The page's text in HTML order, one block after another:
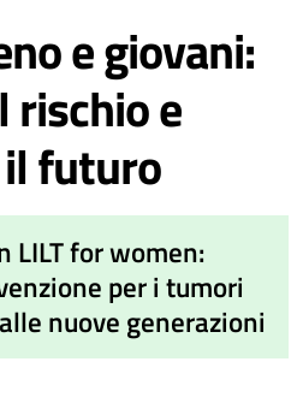
e giovani:
rischio e
futuro
LILT for women:
per i tumori
nuove generazioni